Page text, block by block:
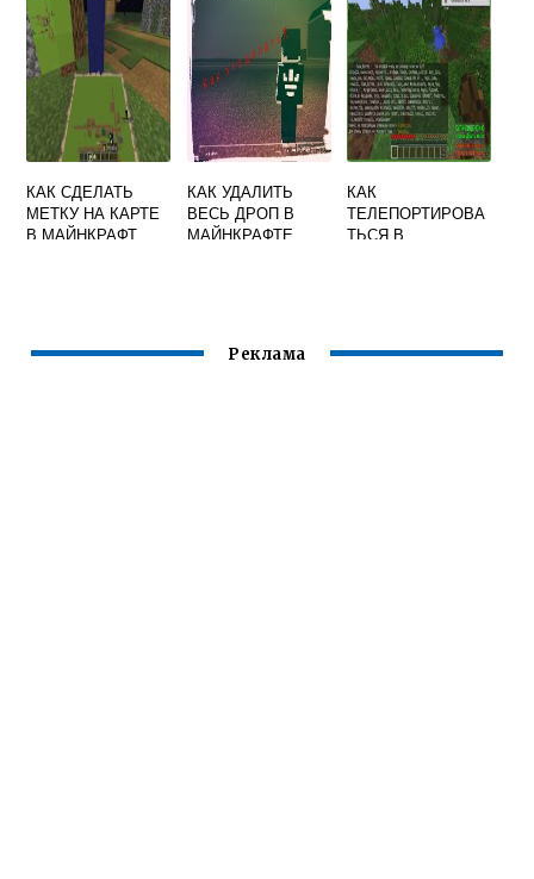
КАК СДЕЛАТЬ
МЕТКУ НА КАРТЕ
В МАЙНКРАФТ
КАК УДАЛИТЬ
ВЕСЬ ДРОП В
МАЙНКРАФТЕ
КАК
ТЕЛЕПОРТИРОВА
ТЬСЯ В
Реклама